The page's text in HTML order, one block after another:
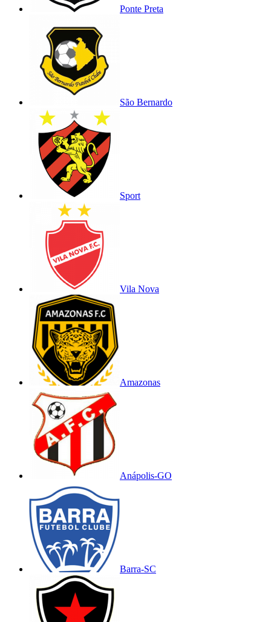
Ponte Preta
São Bernardo
Sport
Vila Nova
Amazonas
Anápolis-GO
Barra-SC